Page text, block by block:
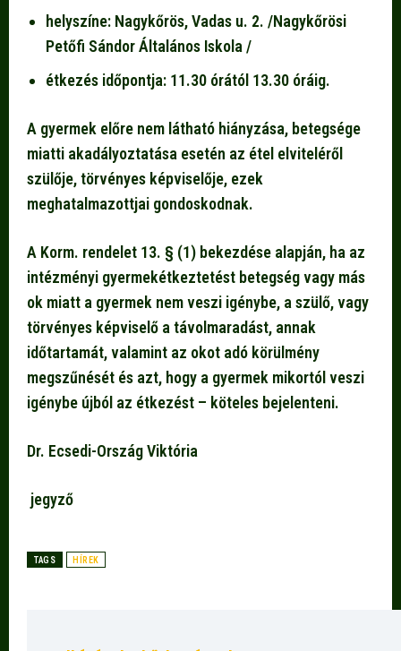
helyszíne: Nagykőrös, Vadas u. 2. /Nagykőrösi
Petőfi Sándor Általános Iskola /
étkezés időpontja: 11.30 órától 13.30 óráig.
A gyermek előre nem látható hiányzása, betegsége
miatti akadályoztatása esetén az étel elviteléről
szülője, törvényes képviselője, ezek
meghatalmazottjai gondoskodnak.
A Korm. rendelet 13. § (1) bekezdése alapján, ha az
intézményi gyermekétkeztetést betegség vagy más
ok miatt a gyermek nem veszi igénybe, a szülő, vagy
törvényes képviselő a távolmaradást, annak
időtartamát, valamint az okot adó körülmény
megszűnését és azt, hogy a gyermek mikortól veszi
igénybe újból az étkezést – köteles bejelenteni.
Dr. Ecsedi-Ország Viktória
jegyző
TAGS HÍREK